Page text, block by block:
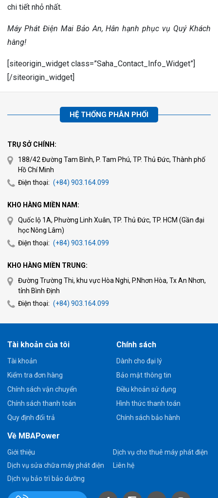
chi tiết nhỏ nhất.
Máy Phát Điện Mai Bảo An, Hân hạnh phục vụ Quý Khách
hàng!
[siteorigin_widget class=”Saha_Contact_Info_Widget”]
[/siteorigin_widget]
HỆ THỐNG PHÂN PHỐI
TRỤ SỞ CHÍNH:
188/42 Đường Tam Bình, P. Tam Phú, TP. Thủ Đức, Thành phố
Hồ Chí Minh
Điện thoại: (+84) 903.164.099
KHO HÀNG MIỀN NAM:
Quốc lộ 1A, Phường Linh Xuân, TP. Thủ Đức, TP. HCM (Gần đại
học Nông Lâm)
Điện thoại: (+84) 903.164.099
KHO HÀNG MIỀN TRUNG:
Đường Trường Thi, khu vực Hòa Nghi, P.Nhơn Hòa, Tx An Nhơn,
tỉnh Bình Định
Điện thoại: (+84) 903.164.099
Tài khoản của tôi
Tài khoản
Kiểm tra đơn hàng
Chính sách vận chuyển
Chính sách thanh toán
Quy định đổi trả
Chính sách
Dành cho đại lý
Bảo mật thông tin
Điều khoản sử dụng
Hình thức thanh toán
Chính sách bảo hành
Về MBAPower
Giới thiệu
Dịch vụ sửa chữa máy phát điện
Dịch vụ bảo trì bảo dưỡng
Dịch vụ cho thuê máy phát điện
Liên hệ